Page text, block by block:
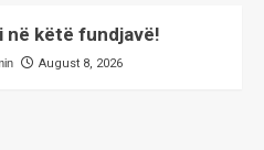
në këtë fundjavë!
August 8, 2026